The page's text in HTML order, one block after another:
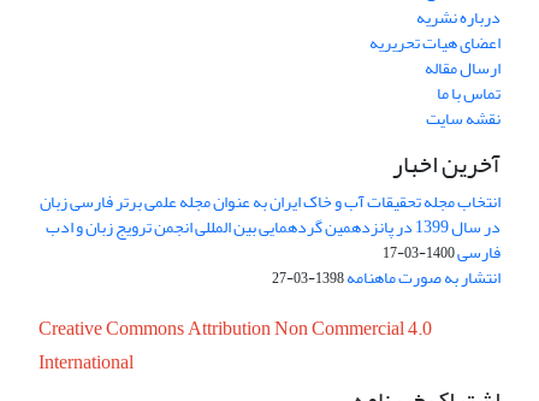
درباره نشریه
اعضای هیات تحریریه
ارسال مقاله
تماس با ما
نقشه سایت
آخرین اخبار
انتخاب مجله تحقیقات آب و خاک ایران به عنوان مجله علمی برتر فارسی زبان
در سال 1399 در پانزدهمین گردهمایی بین المللی انجمن ترویج زبان و ادب
فارسی1400-03-17
انتشار به صورت ماهنامه1398-03-27
Creative Commons Attribution Non Commercial 4.0
International